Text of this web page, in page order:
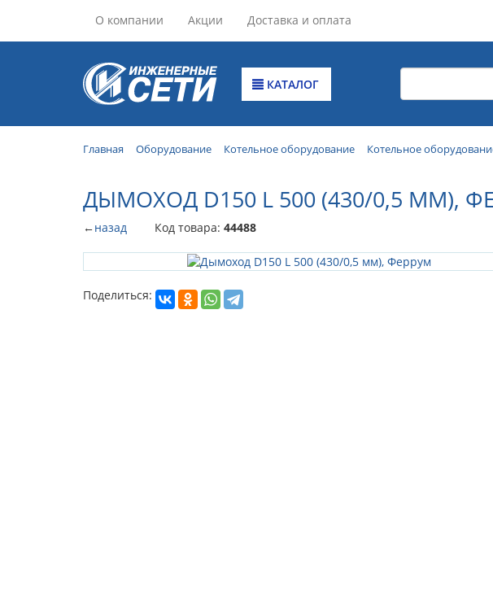
О компании Акции Доставка и оплата
КАТАЛОГ
Главная Оборудование Котельное оборудование Котельное
ДЫМОХОД D150 L 500 (430/0,5 ММ),
←назад Код товара: 44488
Поделиться: